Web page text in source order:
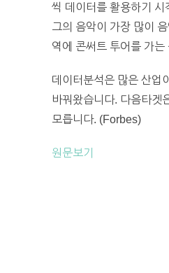
씩 데이터를 활용하기
그의 음악이 가장 많이
역에 콘써트 투어를 가는
데이터분석은 많은 산업
바꿔왔습니다. 다음타겟
모릅니다. (Forbes)
원문보기